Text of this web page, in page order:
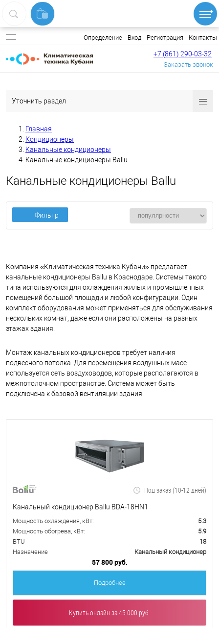
Определение Вход Регистрация Контакты
+7 (861) 290-03-32
Заказать звонок
Уточнить раздел
Главная
Кондиционеры
Канальные кондиционеры
Канальные кондиционеры Ballu
Канальные кондиционеры Ballu
Фильтр
Компания «Климатическая техника Кубани» предлагает
канальные кондиционеры Ballu в Краснодаре. Системы такого
типа используются для охлаждения жилых и промышленных
помещений большой площади и любой конфигурации. Один
комплект оборудования может применяться для обслуживания
нескольких комнат, даже если они расположены на разных
этажах здания.
Монтаж канальных кондиционеров требует наличия
подвесного потолка. Для перемещения воздушных масс
используется сеть воздуховодов, которые располагаются в
межпотолочном пространстве. Система может быть
подключена к базовой вентиляции здания.
Под заказ (10-12 дней)
Канальный кондиционер Ballu BDA-18HN1
Мощность охлаждения, кВт:
5.3
Мощность обогрева, кВт:
5.9
BTU
18
Назначение
Канальный кондиционер
57 800 руб.
Подробнее
Купить онлайн за 45 000 руб.